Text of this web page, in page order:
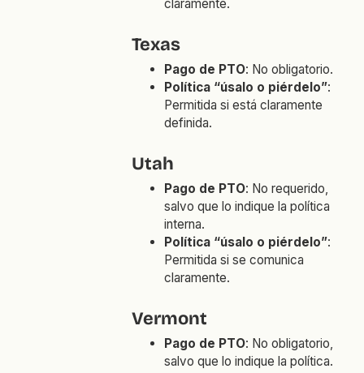
claramente.
Texas
Pago de PTO: No obligatorio.
Política “úsalo o piérdelo”:
Permitida si está claramente
definida.
Utah
Pago de PTO: No requerido,
salvo que lo indique la política
interna.
Política “úsalo o piérdelo”:
Permitida si se comunica
claramente.
Vermont
Pago de PTO: No obligatorio,
salvo que lo indique la política.